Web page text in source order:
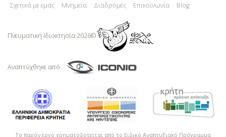
Σχετικά με εμάς Μνημεία Διαδρομές Επικοινωνία Blog
Πνευματική Ιδιoκτησία 2026©
Αναπτύχθηκε από
Το παρόν έργο χρηματοδοτείται από το Ειδικό Αναπτυξιακό Πρόγραμμα